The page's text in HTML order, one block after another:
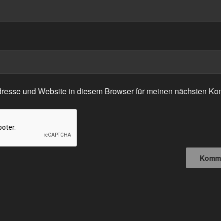
und Website in diesem Browser für meinen nächsten